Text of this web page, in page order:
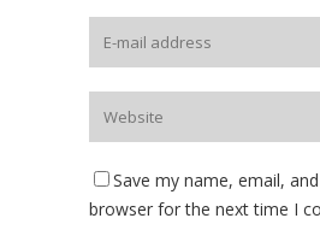
Save my name, email,
browser for the next time I